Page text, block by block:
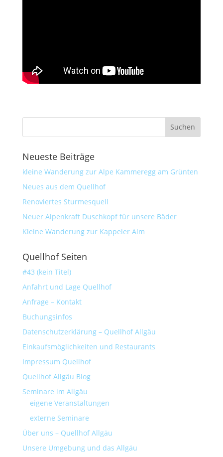
Neueste Beiträge
kleine Wanderung zur Alpe Kammeregg am Grünten
Neues aus dem Quellhof
Renoviertes Sturmesquell
Neuer Alpenkraft Duschkopf für unsere Bäder
Kleine Wanderung zur Kappeler Alm
Quellhof Seiten
#43 (kein Titel)
Anfahrt und Lage Quellhof
Anfrage – Kontakt
Buchungsinfos
Datenschutzerklärung – Quellhof Allgäu
Einkaufsmöglichkeiten und Restaurants
Impressum Quellhof
Quellhof Allgäu Blog
Seminare im Allgäu
eigene Veranstaltungen
externe Seminare
Über uns – Quellhof Allgäu
Unsere Umgebung und das Allgäu